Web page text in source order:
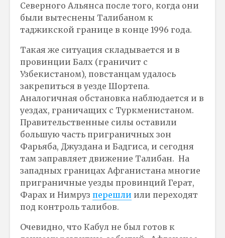
Северного Альянса после того, когда они
были вытеснены Талибаном к
таджикской границе в конце 1996 года.
Такая же ситуация складывается и в
провинции Балх (граничит с
Узбекистаном), повстанцам удалось
закрепиться в уезде Шортепа.
Аналогичная обстановка наблюдается и в
уездах, граничащих с Туркменистаном.
Правительственные силы оставили
большую часть приграничных зон
Фарьяба, Джуздана и Бадгиса, и сегодня
там заправляет движение Талибан. На
западных границах Афганистана многие
приграничные уезды провинций Герат,
Фарах и Нимруз перешли или переходят
под контроль талибов.
Очевидно, что Кабул не был готов к